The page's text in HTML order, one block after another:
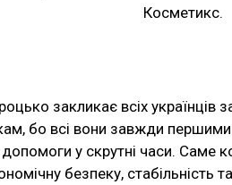
Косметикс.
закликає всіх українців
бо всі вони завжди
у скрутні часи. Саме
безпеку, стабільність